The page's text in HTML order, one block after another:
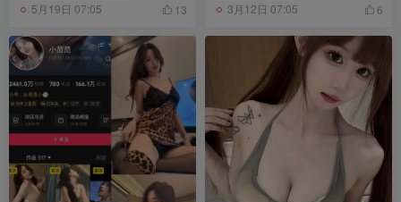
5月19日 07:05 13 3月12日 07:05 6